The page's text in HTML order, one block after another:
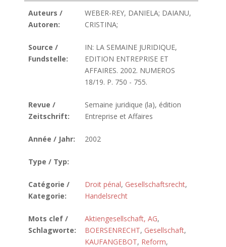
Auteurs /
Autoren:
WEBER-REY, DANIELA; DAIANU,
CRISTINA;
Source /
Fundstelle:
IN: LA SEMAINE JURIDIQUE,
EDITION ENTREPRISE ET
AFFAIRES. 2002. NUMEROS
18/19. P. 750 - 755.
Revue /
Zeitschrift:
Semaine juridique (la), édition
Entreprise et Affaires
Année / Jahr: 2002
Type / Typ:
Catégorie /
Kategorie:
Droit pénal, Gesellschaftsrecht,
Handelsrecht
Mots clef /
Schlagworte:
Aktiengesellschaft, AG,
BOERSENRECHT, Gesellschaft,
KAUFANGEBOT, Reform,